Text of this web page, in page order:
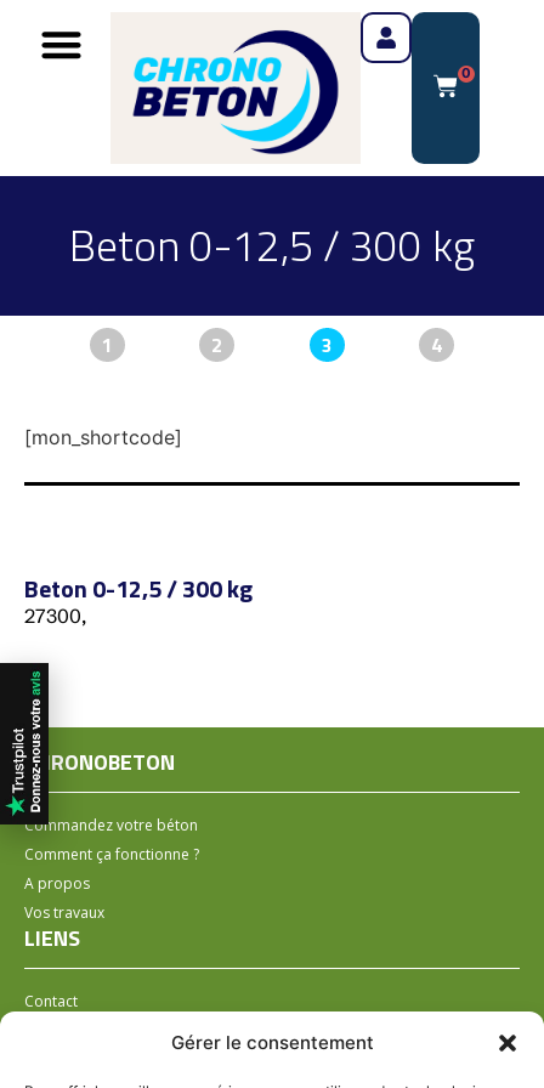
Gérer le consentement
0
Beton 0-12,5 / 300 kg
1 2 3 4
[mon_shortcode]
Beton 0-12,5 / 300 kg
27300,
CHRONOBETON
Commandez votre béton
Comment ça fonctionne ?
A propos
Vos travaux
LIENS
Contact